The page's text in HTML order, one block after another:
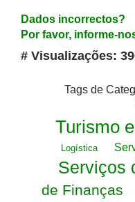
Dados incorrectos?
Por favor, informe-
# Visualizações:
Tags de
Turismo
Logística
Serviços
de Finanças